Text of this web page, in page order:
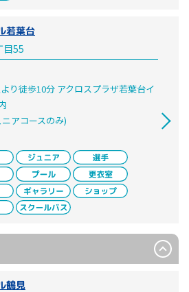
若葉台
目55
り徒歩10分 アクロスプラザ若葉台イ
アコースのみ)
鶴見